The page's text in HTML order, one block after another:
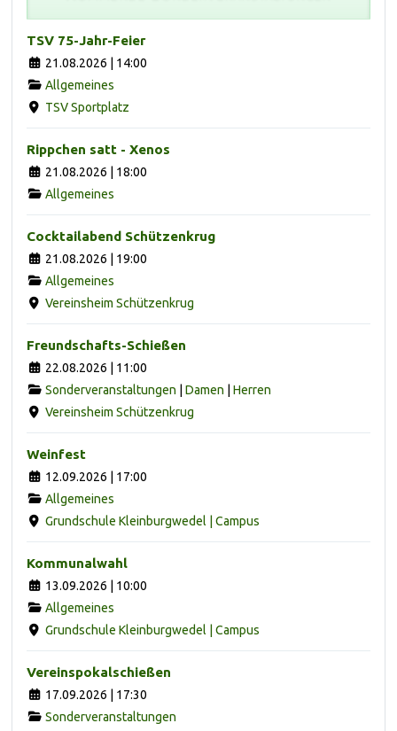
TSV 75-Jahr-Feier
21.08.2026 | 14:00
Allgemeines
TSV Sportplatz
Rippchen satt - Xenos
21.08.2026 | 18:00
Allgemeines
Cocktailabend Schützenkrug
21.08.2026 | 19:00
Allgemeines
Vereinsheim Schützenkrug
Freundschafts-Schießen
22.08.2026 | 11:00
Sonderveranstaltungen
Damen
Herren
Vereinsheim Schützenkrug
Weinfest
12.09.2026 | 17:00
Allgemeines
Grundschule Kleinburgwedel | Campus
Kommunalwahl
13.09.2026 | 10:00
Allgemeines
Grundschule Kleinburgwedel | Campus
Vereinspokalschießen
17.09.2026 | 17:30
Sonderveranstaltungen